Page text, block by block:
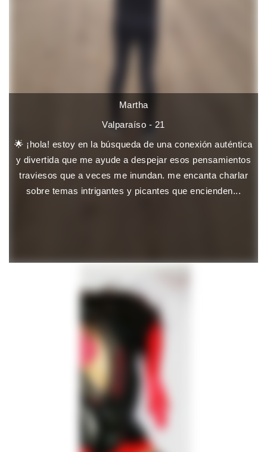
Martha
Valparaíso - 21
🌟 ¡hola! estoy en la búsqueda de una conexión auténtica
y divertida que me ayude a despejar esos pensamientos
traviesos que a veces me inundan. me encanta charlar
sobre temas intrigantes y picantes que encienden...